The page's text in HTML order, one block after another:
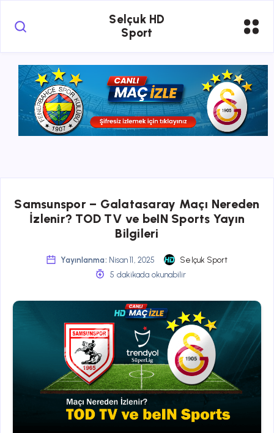
Selçuk HD
Sport
Samsunspor – Galatasaray Maçı Nereden
İzlenir? TOD TV ve beIN Sports Yayın
Bilgileri
Yayınlanma: Nisan 11, 2025
Selçuk Sport
5 dakikada okunabilir